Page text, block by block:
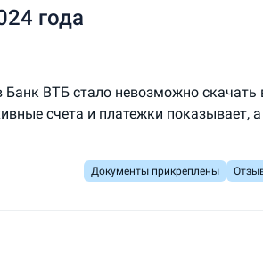
года
Банк ВТБ стало невозможно скачать
счета и платежки показывает,
Документы прикреплены